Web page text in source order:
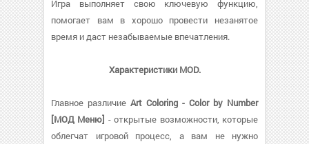
Игра выполняет свою ключевую функцию,
помогает вам в хорошо провести незанятое
время и даст незабываемые впечатления.
Характеристики MOD.
Главное различие Art Coloring - Color by Number
[МОД Меню] - открытые возможности, которые
облегчат игровой процесс, а вам не нужно